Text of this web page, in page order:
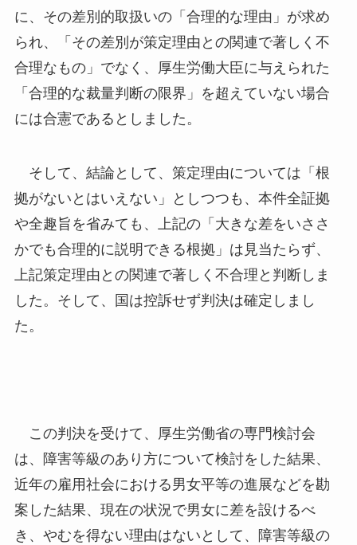
に、その差別的取扱いの「合理的な理由」が求め
られ、「その差別が策定理由との関連で著しく不
合理なもの」でなく、厚生労働大臣に与えられた
「合理的な裁量判断の限界」を超えていない場合
には合憲であるとしました。
そして、結論として、策定理由については「根
拠がないとはいえない」としつつも、本件全証拠
や全趣旨を省みても、上記の「大きな差をいささ
かでも合理的に説明できる根拠」は見当たらず、
上記策定理由との関連で著しく不合理と判断しま
した。そして、国は控訴せず判決は確定しまし
た。
この判決を受けて、厚生労働省の専門検討会
は、障害等級のあり方について検討をした結果、
近年の雇用社会における男女平等の進展などを勘
案した結果、現在の状況で男女に差を設けるべ
き、やむを得ない理由はないとして、障害等級の